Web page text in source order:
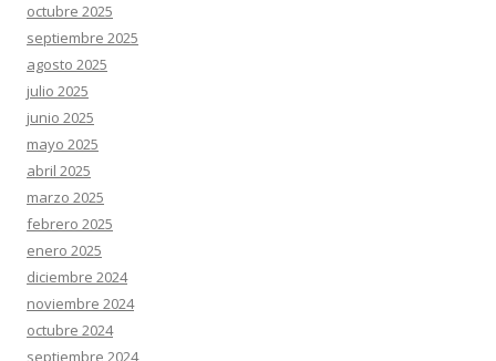
octubre 2025
septiembre 2025
agosto 2025
julio 2025
junio 2025
mayo 2025
abril 2025
marzo 2025
febrero 2025
enero 2025
diciembre 2024
noviembre 2024
octubre 2024
septiembre 2024